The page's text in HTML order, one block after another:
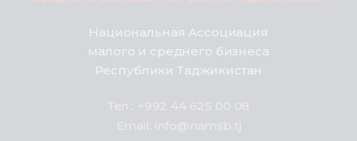
Национальная Ассоциация
малого и среднего бизнеса
Республики Таджикистан